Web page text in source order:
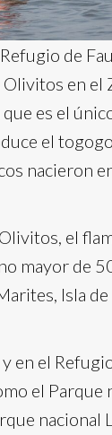
de
en el
que es el
el
nacieron
el
mayor de
Isla
en el
el Parque
nacional